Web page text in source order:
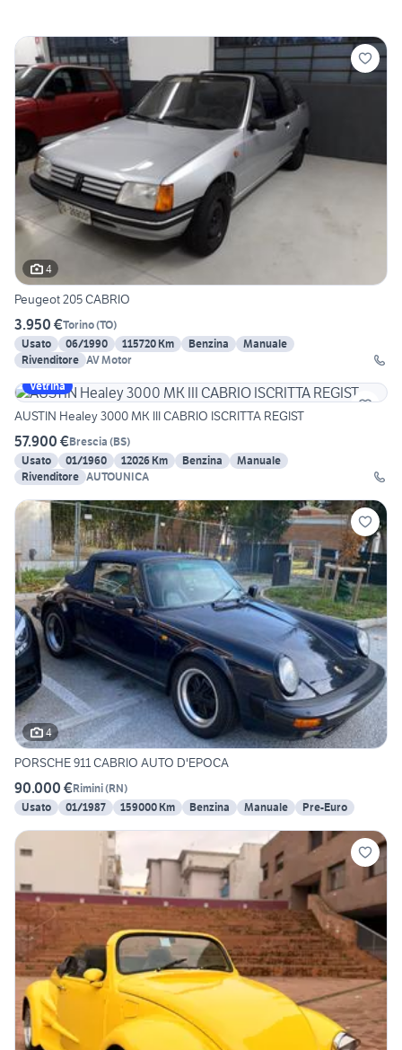
4
Peugeot 205 CABRIO
3.950 €Torino(TO)
Usato
06/1990 115720 Km Benzina
Manuale
Rivenditore AV Motor
Vetrina
AUSTIN Healey 3000 MK III CABRIO ISCRITTA REGIST
57.900 €Brescia (BS)
Usato
01/1960 12026 Km Benzina
Manuale
Rivenditore AUTOUNICA
4
PORSCHE 911 CABRIO AUTO D'EPOCA
90.000 €Rimini(RN)
Usato
01/1987 159000 Km Benzina Manuale Pre-Euro